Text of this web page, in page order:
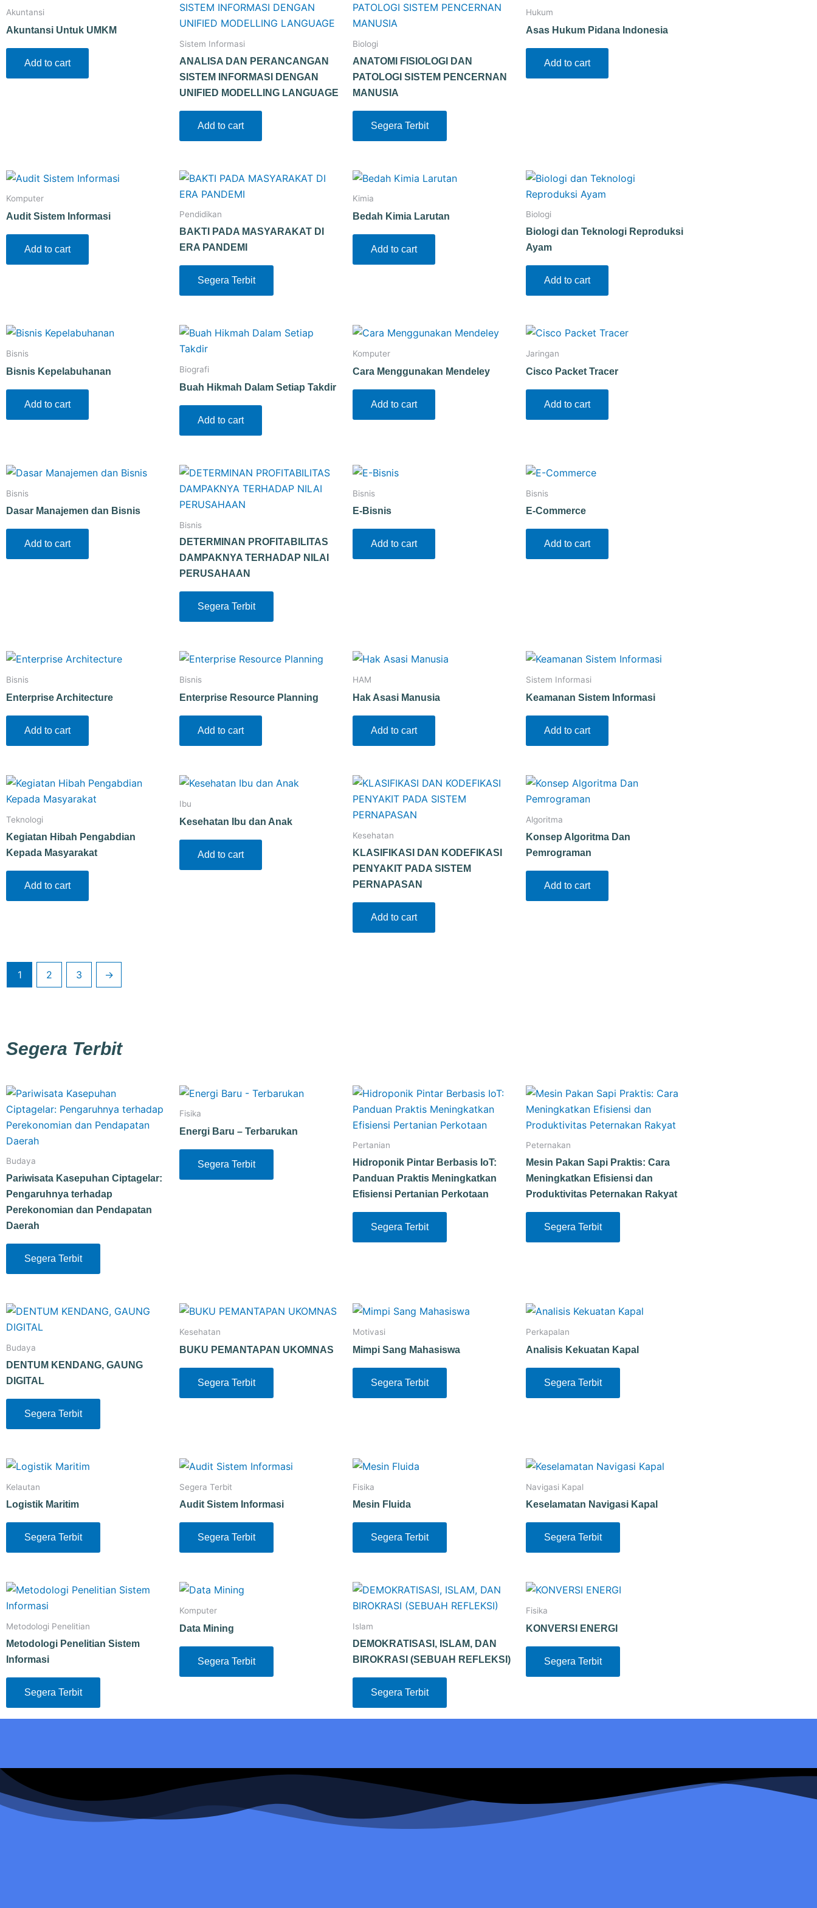
Akuntansi
Akuntansi Untuk UMKM
Add to cart
Sistem Informasi
ANALISA DAN PERANCANGAN
SISTEM INFORMASI DENGAN
UNIFIED MODELLING LANGUAGE
Add to cart
Biologi
ANATOMI FISIOLOGI DAN
PATOLOGI SISTEM PENCERNAN
MANUSIA
Segera Terbit
Hukum
Asas Hukum Pidana Indonesia
Add to cart
Komputer
Audit Sistem Informasi
Add to cart
Pendidikan
BAKTI PADA MASYARAKAT DI
ERA PANDEMI
Segera Terbit
Kimia
Bedah Kimia Larutan
Add to cart
Biologi
Biologi dan Teknologi Reproduksi
Ayam
Add to cart
Bisnis
Bisnis Kepelabuhanan
Add to cart
Biografi
Buah Hikmah Dalam Setiap Takdir
Add to cart
Komputer
Cara Menggunakan Mendeley
Add to cart
Jaringan
Cisco Packet Tracer
Add to cart
Bisnis
Dasar Manajemen dan Bisnis
Add to cart
Bisnis
DETERMINAN PROFITABILITAS
DAMPAKNYA TERHADAP NILAI
PERUSAHAAN
Segera Terbit
Bisnis
E-Bisnis
Add to cart
Bisnis
E-Commerce
Add to cart
Bisnis
Enterprise Architecture
Add to cart
Bisnis
Enterprise Resource Planning
Add to cart
HAM
Hak Asasi Manusia
Add to cart
Sistem Informasi
Keamanan Sistem Informasi
Add to cart
Teknologi
Kegiatan Hibah Pengabdian
Kepada Masyarakat
Add to cart
Ibu
Kesehatan Ibu dan Anak
Add to cart
Kesehatan
KLASIFIKASI DAN KODEFIKASI
PENYAKIT PADA SISTEM
PERNAPASAN
Add to cart
Algoritma
Konsep Algoritma Dan
Pemrograman
Add to cart
1 2 3 →
Segera Terbit
Budaya
Pariwisata Kasepuhan Ciptagelar:
Pengaruhnya terhadap
Perekonomian dan Pendapatan
Daerah
Segera Terbit
Fisika
Energi Baru – Terbarukan
Segera Terbit
Pertanian
Hidroponik Pintar Berbasis IoT:
Panduan Praktis Meningkatkan
Efisiensi Pertanian Perkotaan
Segera Terbit
Peternakan
Mesin Pakan Sapi Praktis: Cara
Meningkatkan Efisiensi dan
Produktivitas Peternakan Rakyat
Segera Terbit
Budaya
DENTUM KENDANG, GAUNG
DIGITAL
Segera Terbit
Kesehatan
BUKU PEMANTAPAN UKOMNAS
Segera Terbit
Motivasi
Mimpi Sang Mahasiswa
Segera Terbit
Perkapalan
Analisis Kekuatan Kapal
Segera Terbit
Kelautan
Logistik Maritim
Segera Terbit
Segera Terbit
Audit Sistem Informasi
Segera Terbit
Fisika
Mesin Fluida
Segera Terbit
Navigasi Kapal
Keselamatan Navigasi Kapal
Segera Terbit
Metodologi Penelitian
Metodologi Penelitian Sistem
Informasi
Segera Terbit
Komputer
Data Mining
Segera Terbit
Islam
DEMOKRATISASI, ISLAM, DAN
BIROKRASI (SEBUAH REFLEKSI)
Segera Terbit
Fisika
KONVERSI ENERGI
Segera Terbit